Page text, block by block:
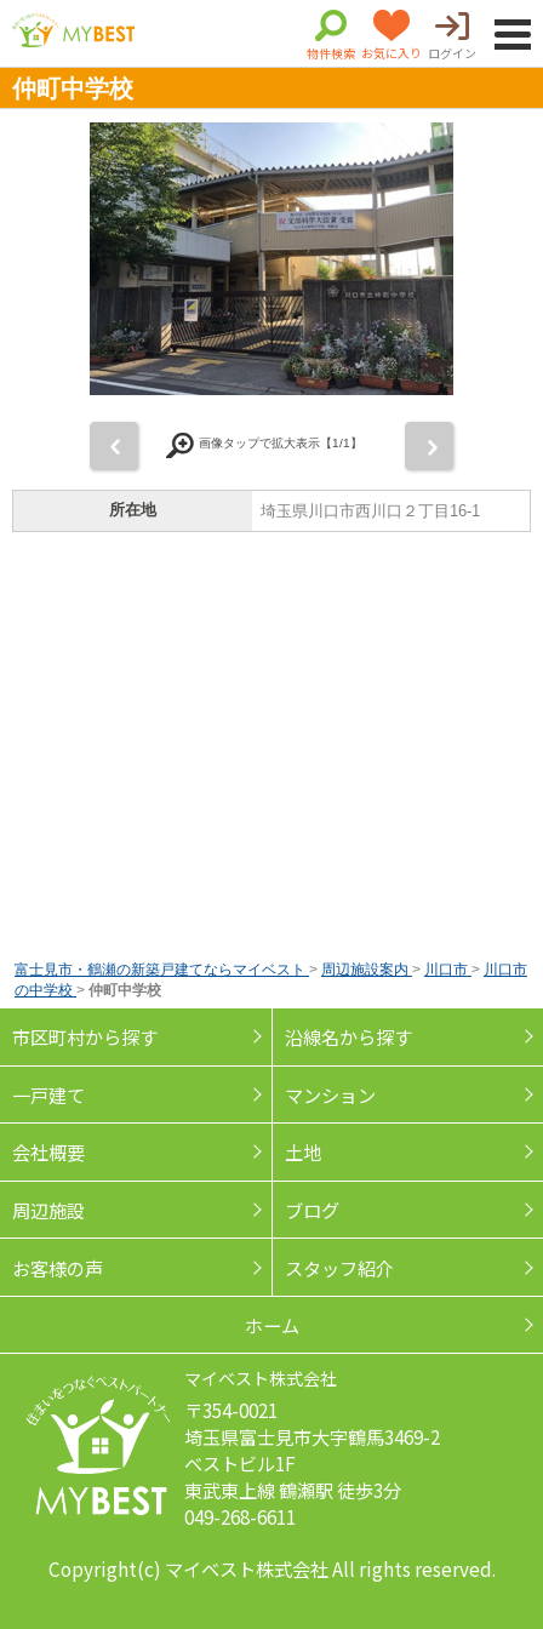
物件検索 お気に入り ログイン
仲町中学校
画像タップで拡大表示【1/1】
所在地 埼玉県川口市西川口２丁目16-1
富士見市・鶴瀬の新築戸建てならマイベスト > 周辺施設案内 > 川口市 > 川口市
の中学校 > 仲町中学校
市区町村から探す 沿線名から探す
一戸建て マンション
会社概要 土地
周辺施設 ブログ
お客様の声 スタッフ紹介
ホーム
マイベスト株式会社
〒354-0021
埼玉県富士見市大字鶴馬3469-2
ベストビル1F
東武東上線 鶴瀬駅 徒歩3分
049-268-6611
Copyright(c) マイベスト株式会社 All rights reserved.